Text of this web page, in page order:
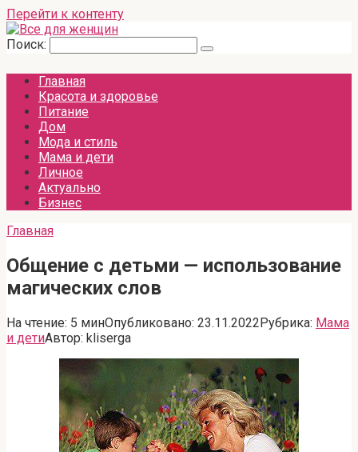
Перейти к контенту
Поиск:
Главная
Красота и здоровье
Питание
Дом
Мода и стиль
Мама и дети
Личное
Актуально
Бизнес
Главная
Общение с детьми — использование
магических слов
На чтение: 5 минОпубликовано: 23.11.2022Рубрика: Мама
и детиАвтор: kliserga